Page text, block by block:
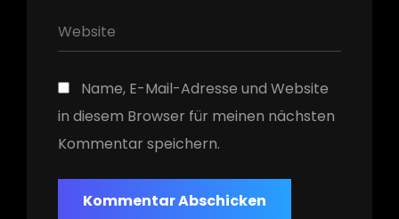
Name, E-Mail-Adresse und Website
in diesem Browser für meinen nächsten
Kommentar speichern.